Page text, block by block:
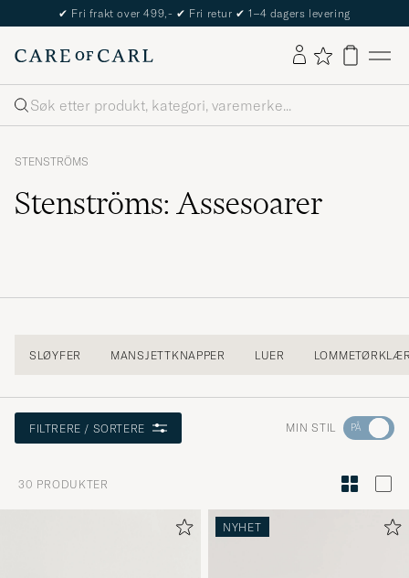
✔ Fri frakt over 499,- ✔ Fri retur ✔ 1–4 dagers levering
Søk
STENSTRÖMS
Stenströms: Assesoarer
SLØYFER MANSJETTKNAPPER LUER
FILTRERE / SORTERE MIN STIL Gå
30 PRODUKTER
NYHET